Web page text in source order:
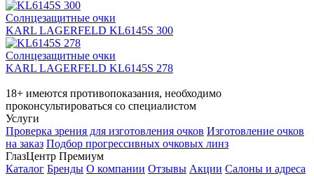
Солнцезащитные очки
KARL LAGERFELD KL6145S 300
Солнцезащитные очки
KARL LAGERFELD KL6145S 278
18+ имеются противопоказания, необходимо
проконсультироваться со специалистом
Услуги
Проверка зрения для изготовления очков Изготовление очков
на заказ Подбор прогрессивных очковых линз
ГлазЦентр Премиум
Каталог Бренды О компании Отзывы Акции Салоны и адреса